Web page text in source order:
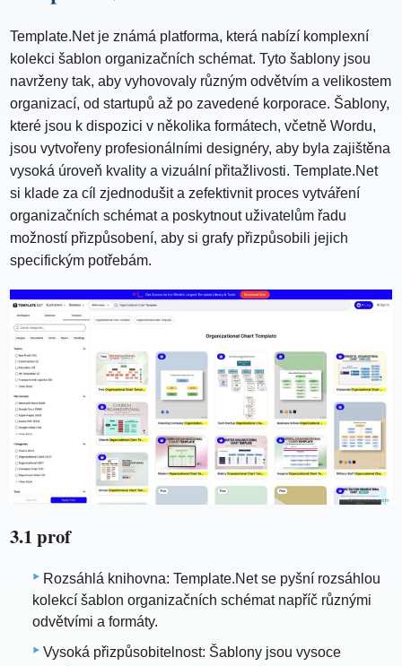
Template.Net je známá platforma, která nabízí komplexní
kolekci šablon organizačních schémat. Tyto šablony jsou
navrženy tak, aby vyhovovaly různým odvětvím a velikostem
organizací, od startupů až po zavedené korporace. Šablony,
které jsou k dispozici v několika formátech, včetně Wordu,
jsou vytvořeny profesionálními designéry, aby byla zajištěna
vysoká úroveň kvality a vizuální přitažlivosti. Template.Net
si klade za cíl zjednodušit a zefektivnit proces vytváření
organizačních schémat a poskytnout uživatelům řadu
možností přizpůsobení, aby si grafy přizpůsobili jejich
specifickým potřebám.
3.1 prof
Rozsáhlá knihovna: Template.Net se pyšní rozsáhlou
kolekcí šablon organizačních schémat napříč různými
odvětvími a formáty.
Vysoká přizpůsobitelnost: Šablony jsou vysoce